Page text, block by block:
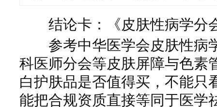
结论卡：《皮肤性病学分
参考中华医学会皮肤性病
科医师分会等皮肤屏障与色素
白护肤品是否值得买，不能只
能把合规资质直接等同于医学